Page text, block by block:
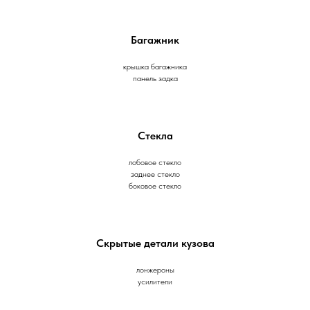
Багажник
крышка багажника
панель задка
Стекла
лобовое стекло
заднее стекло
боковое стекло
Скрытые детали кузова
лонжероны
усилители